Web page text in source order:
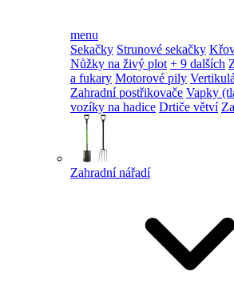
menu
Sekačky Strunové sekačky
Nůžky na živý plot + 9 dalších
a fukary Motorové pily
Zahradní postřikovače Vapky
vozíky na hadice Drtiče větví
Zahradní nářadí